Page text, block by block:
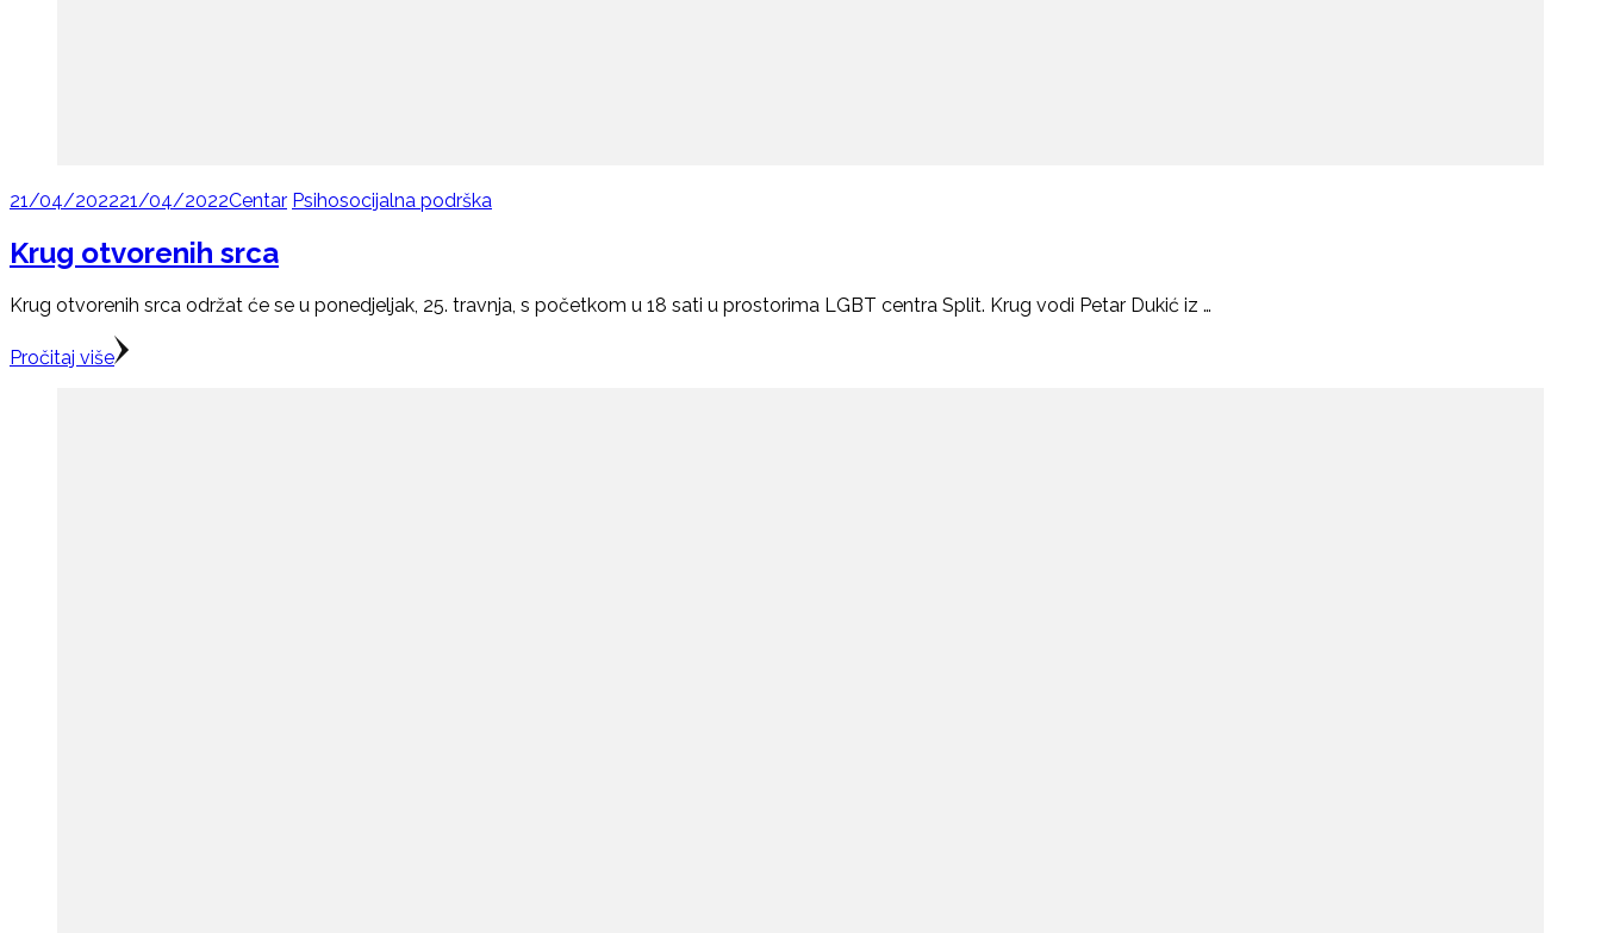
21/04/202221/04/2022Centar Psihosocijalna podrška
Krug otvorenih srca
Krug otvorenih srca održat će se u ponedjeljak, 25. travnja, s početkom u 18 sati u prostorima LGBT centra Split. Krug vodi Petar Dukić iz …
Pročitaj više